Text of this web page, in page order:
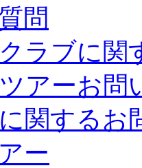
問
ラブに関
アーお問
関するお
ー